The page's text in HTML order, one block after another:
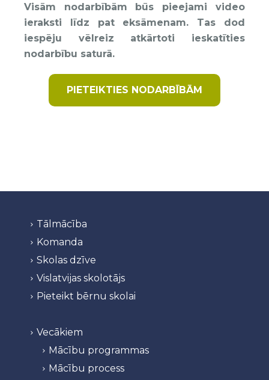
Visām nodarbībām būs pieejami video
ieraksti līdz pat eksāmenam. Tas dod
iespēju vēlreiz atkārtoti ieskatīties
nodarbību saturā.
PIETEIKTIES NODARBĪBĀM
Tālmācība
Komanda
Skolas dzīve
Vislatvijas skolotājs
Pieteikt bērnu skolai
Vecākiem
Mācību programmas
Mācību process